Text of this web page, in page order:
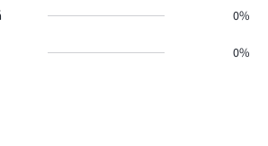
0%
0%